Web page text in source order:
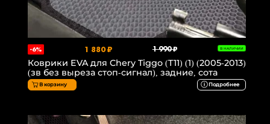
-6% 1 880 ₽ 1 990 ₽ В НАЛИЧИИ
Коврики EVA для Chery Tiggo (T11) (1) (2005-2013)
(зв без выреза стоп-сигнал), задние, сота
В корзину Подробнее